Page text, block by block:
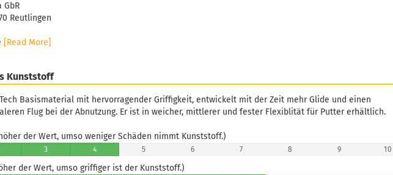
GbR
Reutlingen
[Read More]
Kunststoff
Basismaterial mit hervorragender Griffigkeit, entwickelt mit der Zeit mehr Glide und einen
Flug bei der Abnutzung. Er ist in weicher, mittlerer und fester Flexiblität für Putter erhältlich.
der Wert, umso weniger Schäden nimmt Kunststoff.)
3 4 5 6 7 8 9 10
der Wert, umso griffiger ist der Kunststoff.)